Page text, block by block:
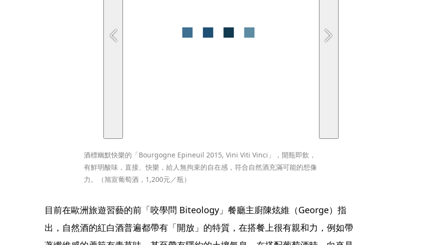
酒標幽默快樂的「Bourgogne Epineuil 2015, Vini Viti Vinci」，開瓶即飲，
有鮮明酸味，直接、快樂，給人無拘束的自在感，符合自然酒充滿可能的想像
力。（旭宣葡萄酒，1,200元／瓶）
目前在歐洲旅遊習藝的前「咬學問 Biteology」餐廳主廚陳炫維（George）指
出，自然酒的紅白酒普遍都帶有「開放」的特質，在搭餐上很有親和力，例如帶